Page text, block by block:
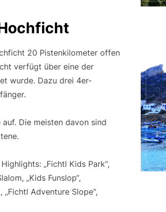
20 Pistenkilometer offen
verfügt über eine der
wurde. Dazu drei 4er-
Die meisten davon sind
„Fichtl Kids Park“,
„Kids Funslop“,
Adventure Slope“,